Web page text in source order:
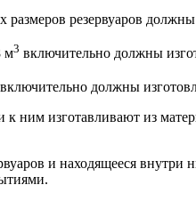
резер­вуаров
м3 включительно должны
включительно должны
ним изго­тавливают из
и нахо­дящееся